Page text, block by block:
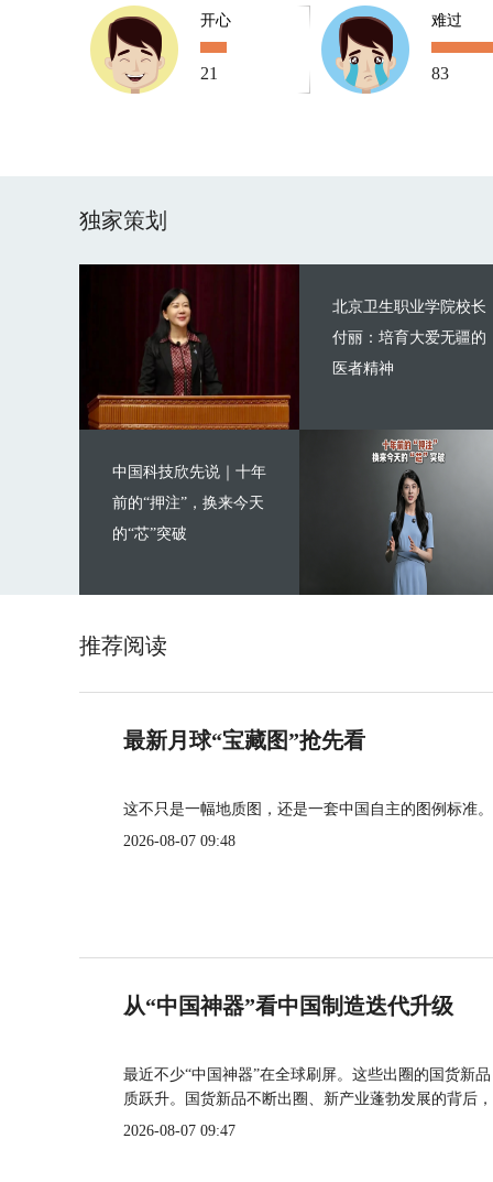
开心
21
难过
83
独家策划
北京卫生职业学院校长
付丽：培育大爱无疆的
医者精神
中国科技欣先说｜十年
前的“押注”，换来今天
的“芯”突破
推荐阅读
最新月球“宝藏图”抢先看
这不只是一幅地质图，还是一套中国自主的图例标准。
2026-08-07 09:48
从“中国神器”看中国制造迭代升级
最近不少“中国神器”在全球刷屏。这些出圈的国货新
质跃升。国货新品不断出圈、新产业蓬勃发展的背后
2026-08-07 09:47